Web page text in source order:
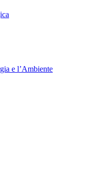
e l’Ambiente